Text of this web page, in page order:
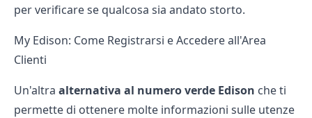
per verificare se qualcosa sia andato storto.
My Edison: Come Registrarsi e Accedere all'Area
Clienti
Un'altra alternativa al numero verde Edison che ti
permette di ottenere molte informazioni sulle utenze